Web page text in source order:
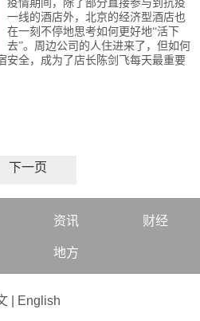
疫情期间，除了部分直接参与到抗疫
一线的酒店外，北京的经济型酒店也
在一刻不停地思考如何更好地“活下
去”。周边公司的人住进来了，但如何
安全，成为了店长陈剑飞每天最重要
下一页
资讯 财经
地方
English